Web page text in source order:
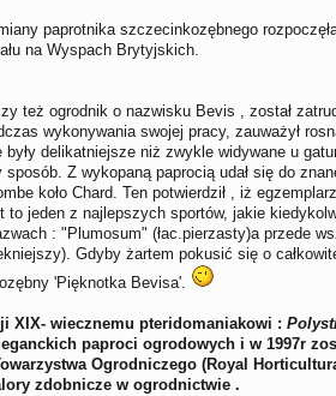
paprotnika szczecinkozębnego
na Wyspach Brytyjskich.
też ogrodnik o nazwisku Bevis , został
wykonywania swojej pracy, zauważył
delikatniejsze niż zwykle widywane u
sposób. Z wykopaną paprocią udał się do
koło Chard. Ten potwierdził , iż
jeden z najlepszych sportów, jakie
: "Plumosum" (łac.pierzasty)a przede
Gdyby żartem pokusić się o
'Pięknotka Bevisa'.
XIX- wiecznemu pteridomaniakowi :
paproci ogrodowych i w 1997r
Ogrodniczego (Royal
zdobnicze w ogrodnictwie .